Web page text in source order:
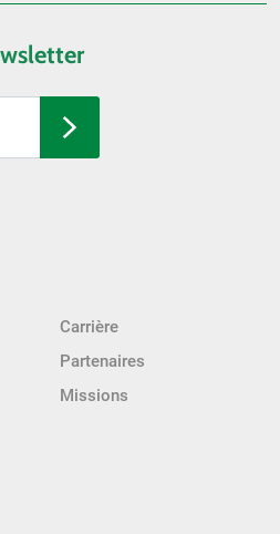
Carrière
Partenaires
Missions